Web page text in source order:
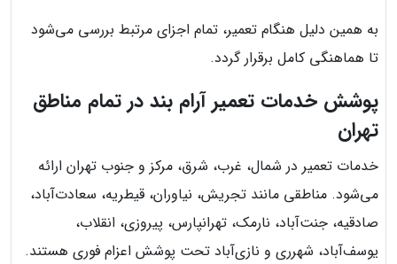
به همین دلیل هنگام تعمیر، تمام اجزای مرتبط بررسی می‌شود
تا هماهنگی کامل برقرار گردد.
پوشش خدمات تعمیر آرام بند در تمام مناطق
تهران
خدمات تعمیر در شمال، غرب، شرق، مرکز و جنوب تهران ارائه
می‌شود. مناطقی مانند تجریش، نیاوران، قیطریه، سعادت‌آباد،
صادقیه، جنت‌آباد، نارمک، تهرانپارس، پیروزی، انقلاب،
یوسف‌آباد، شهرری و نازی‌آباد تحت پوشش اعزام فوری هستند.